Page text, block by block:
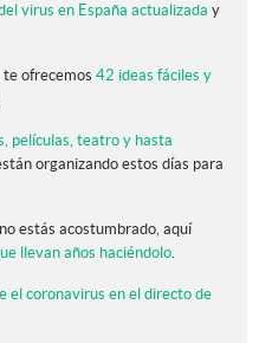
virus en España actualizada y
te ofrecemos 42 ideas fáciles y
películas, teatro y hasta
organizando estos días para
estás acostumbrado, aquí
llevan años haciéndolo.
el coronavirus en el directo de